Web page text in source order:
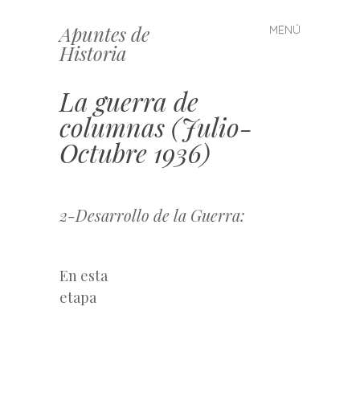
Apuntes de
Historia
MENÚ
Saltar
al
La guerra de
columnas (Julio-
Octubre 1936)
2-Desarrollo de la Guerra:
En esta
etapa